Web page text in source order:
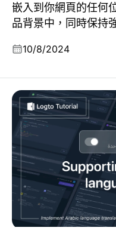
嵌入到你網頁的任何
品背景中，同時保持
10/8/2024
在你的網頁應用程式中